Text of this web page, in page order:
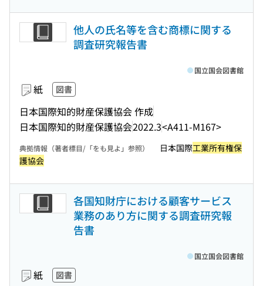
他人の氏名等を含む商標に関する
調査研究報告書
紙 図書
日本国際知的財産保護協会 作成
日本国際知的財産保護協会2022.3<A411-M167>
国立国会図書館
典拠情報（著者標目/「をも見よ」参照） 日本国際工業所有権保
護協会
各国知財庁における顧客サービス
業務のあり方に関する調査研究報
告書
紙 図書
国立国会図書館